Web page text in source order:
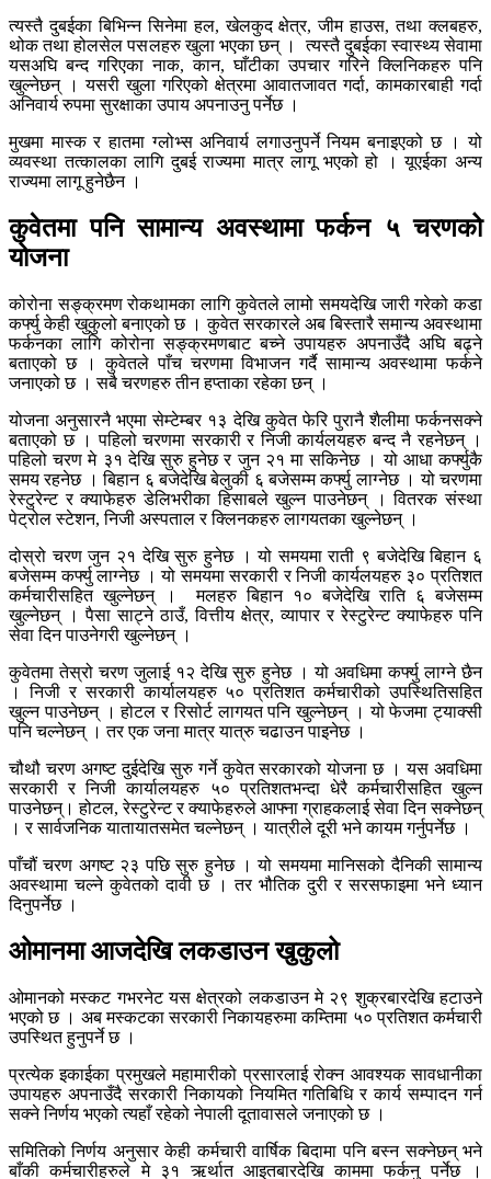
त्यस्तै दुबईका बिभिन्न सिनेमा हल, खेलकुद क्षेत्र, जीम हाउस, तथा क्लबहरु,
थोक तथा होलसेल पसलहरु खुला भएका छन् । त्यस्तै दुबईका स्वास्थ्य सेवामा
यसअघि बन्द गरिएका नाक, कान, घाँटीका उपचार गरिने क्लिनिकहरु पनि
खुल्नेछन् । यसरी खुला गरिएको क्षेत्रमा आवातजावत गर्दा, कामकारबाही गर्दा
अनिवार्य रुपमा सुरक्षाका उपाय अपनाउनु पर्नेछ ।
मुखमा मास्क र हातमा ग्लोभ्स अनिवार्य लगाउनुपर्ने नियम बनाइएको छ । यो
व्यवस्था तत्कालका लागि दुबई राज्यमा मात्र लागू भएको हो । यूएईका अन्य
राज्यमा लागू हुनेछैन ।
कुवेतमा पनि सामान्य अवस्थामा फर्कन ५ चरणको
योजना
कोरोना सङ्क्रमण रोकथामका लागि कुवेतले लामो समयदेखि जारी गरेको कडा
कर्फ्यु केही खुकुलो बनाएको छ । कुवेत सरकारले अब बिस्तारै समान्य अवस्थामा
फर्कनका लागि कोरोना सङ्क्रमणबाट बच्ने उपायहरु अपनाउँदै अघि बढ्ने
बताएको छ । कुवेतले पाँच चरणमा विभाजन गर्दै सामान्य अवस्थामा फर्कने
जनाएको छ । सबै चरणहरु तीन हप्ताका रहेका छन् ।
योजना अनुसारनै भएमा सेम्टेम्बर १३ देखि कुवेत फेरि पुरानै शैलीमा फर्कनसक्ने
बताएको छ । पहिलो चरणमा सरकारी र निजी कार्यलयहरु बन्द नै रहनेछन् ।
पहिलो चरण मे ३१ देखि सुरु हुनेछ र जुन २१ मा सकिनेछ । यो आधा कर्फ्युकै
समय रहनेछ । बिहान ६ बजेदेखि बेलुकी ६ बजेसम्म कर्फ्यु लाग्नेछ । यो चरणमा
रेस्टुरेन्ट र क्याफेहरु डेलिभरीका हिसाबले खुल्न पाउनेछन् । वितरक संस्था
पेट्रोल स्टेशन, निजी अस्पताल र क्लिनकहरु लागयतका खुल्नेछन् ।
दोस्रो चरण जुन २१ देखि सुरु हुनेछ । यो समयमा राती ९ बजेदेखि बिहान ६
बजेसम्म कर्फ्यु लाग्नेछ । यो समयमा सरकारी र निजी कार्यलयहरु ३० प्रतिशत
कर्मचारीसहित खुल्नेछन् । मलहरु बिहान १० बजेदेखि राति ६ बजेसम्म
खुल्नेछन् । पैसा साट्ने ठाउँ, वित्तीय क्षेत्र, व्यापार र रेस्टुरेन्ट क्याफेहरु पनि
सेवा दिन पाउनेगरी खुल्नेछन् ।
कुवेतमा तेस्रो चरण जुलाई १२ देखि सुरु हुनेछ । यो अवधिमा कर्फ्यु लाग्ने छैन
। निजी र सरकारी कार्यालयहरु ५० प्रतिशत कर्मचारीको उपस्थितिसहित
खुल्न पाउनेछन् । होटल र रिसोर्ट लागयत पनि खुल्नेछन् । यो फेजमा ट्याक्सी
पनि चल्नेछन् । तर एक जना मात्र यात्रु चढाउन पाइनेछ ।
चौथौ चरण अगष्ट दुईदेखि सुरु गर्ने कुवेत सरकारको योजना छ । यस अवधिमा
सरकारी र निजी कार्यालयहरु ५० प्रतिशतभन्दा धेरै कर्मचारीसहित खुल्न
पाउनेछन्। होटल, रेस्टुरेन्ट र क्याफेहरुले आफ्ना ग्राहकलाई सेवा दिन सक्नेछन्
। र सार्वजनिक यातायातसमेत चल्नेछन् । यात्रीले दूरी भने कायम गर्नुपर्नेछ ।
पाँचौं चरण अगष्ट २३ पछि सुरु हुनेछ । यो समयमा मानिसको दैनिकी सामान्य
अवस्थामा चल्ने कुवेतको दावी छ । तर भौतिक दुरी र सरसफाइमा भने ध्यान
दिनुपर्नेछ ।
ओमानमा आजदेखि लकडाउन खुकुलो
ओमानको मस्कट गभरनेट यस क्षेत्रको लकडाउन मे २९ शुक्रबारदेखि हटाउने
भएको छ । अब मस्कटका सरकारी निकायहरुमा कम्तिमा ५० प्रतिशत कर्मचारी
उपस्थित हुनुपर्ने छ ।
प्रत्येक इकाईका प्रमुखले महामारीको प्रसारलाई रोक्न आवश्यक सावधानीका
उपायहरु अपनाउँदै सरकारी निकायको नियमित गतिबिधि र कार्य सम्पादन गर्न
सक्ने निर्णय भएको त्यहाँ रहेको नेपाली दूतावासले जनाएको छ ।
समितिको निर्णय अनुसार केही कर्मचारी वार्षिक बिदामा पनि बस्न सक्नेछन् भने
बाँकी कर्मचारीहरुले मे ३१ ऋर्थात आइतबारदेखि काममा फर्कनु पर्नेछ ।